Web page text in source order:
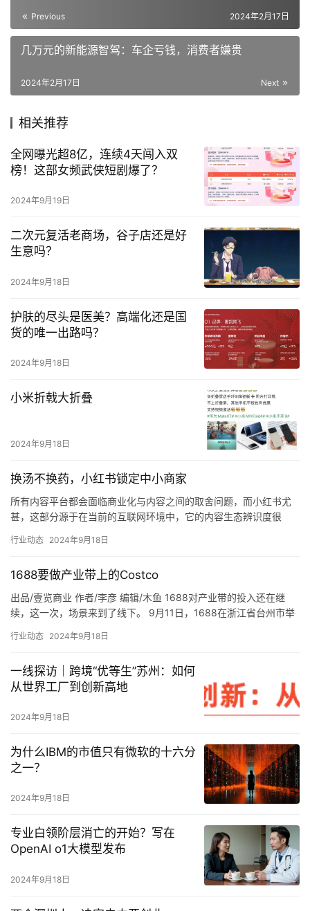
Previous 2024年2月17日
几万元的新能源智驾：车企亏钱，消费者嫌贵
Next
2024年2月17日
相关推荐
全网曝光超8亿，连续4天闯入双
榜！这部女频武侠短剧爆了？
2024年9月19日
二次元复活老商场，谷子店还是好
生意吗？
2024年9月18日
护肤的尽头是医美？高端化还是国
货的唯一出路吗？
2024年9月18日
小米折戟大折叠
2024年9月18日
换汤不换药，小红书锁定中小商家
所有内容平台都会面临商业化与内容之间的取舍问题，而小红书尤
甚，这部分源于在当前的互联网环境中，它的内容生态辨识度很
一种算…
行业动态 2024年9月18日
1688要做产业带上的Costco
出品/壹览商业 作者/李彦 编辑/木鱼 1688对产业带的投入还在继
续，这一次，场景来到了线下。 9月11日，1688在浙江省台州市举
行业动态 2024年9月18日
一线探访｜跨境“优等生”苏州：如何
从世界工厂到创新高地
2024年9月18日
为什么IBM的市值只有微软的十六分
之一？
2024年9月18日
专业白领阶层消亡的开始？写在
OpenAI o1大模型发布
2024年9月18日